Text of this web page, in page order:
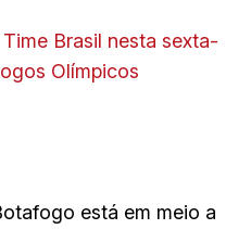
Brasil nesta sexta-
Olímpicos
está em meio a